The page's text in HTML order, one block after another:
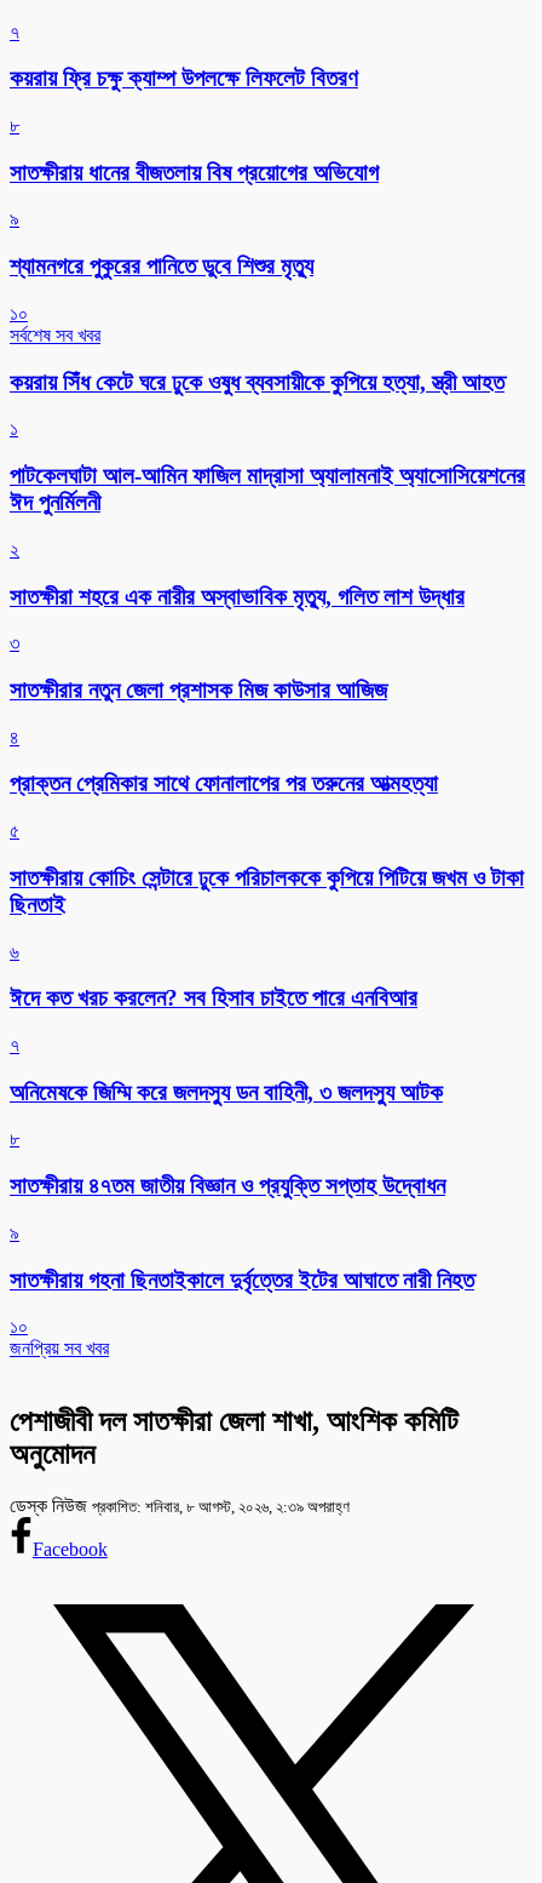
৭
কয়রায় ফ্রি চক্ষু ক্যাম্প উপলক্ষে লিফলেট বিতরণ
৮
সাতক্ষীরায় ধানের বীজতলায় বিষ প্রয়োগের অভিযোগ
৯
শ্যামনগরে পুকুরের পানিতে ডুবে শিশুর মৃত্যু
১০
সর্বশেষ সব খবর
কয়রায় সিঁধ কেটে ঘরে ঢুকে ওষুধ ব্যবসায়ীকে কুপিয়ে হত্যা, স্ত্রী আহত
১
পাটকেলঘাটা আল-আমিন ফাজিল মাদ্রাসা অ্যালামনাই অ্যাসোসিয়েশনের
ঈদ পুনর্মিলনী
২
সাতক্ষীরা শহরে এক নারীর অস্বাভাবিক মৃত্যু, গলিত লাশ উদ্ধার
৩
সাতক্ষীরার নতুন জেলা প্রশাসক মিজ কাউসার আজিজ
৪
প্রাক্তন প্রেমিকার সাথে ফোনালাপের পর তরুনের আত্মহত্যা
৫
সাতক্ষীরায় কোচিং সেন্টারে ঢুকে পরিচালককে কুপিয়ে পিটিয়ে জখম ও টাকা
ছিনতাই
৬
ঈদে কত খরচ করলেন? সব হিসাব চাইতে পারে এনবিআর
৭
অনিমেষকে জিম্মি করে জলদস্যু ডন বাহিনী, ৩ জলদস্যু আটক
৮
সাতক্ষীরায় ৪৭তম জাতীয় বিজ্ঞান ও প্রযুক্তি সপ্তাহ উদ্বোধন
৯
সাতক্ষীরায় গহনা ছিনতাইকালে দুর্বৃত্তের ইটের আঘাতে নারী নিহত
১০
জনপ্রিয় সব খবর
পেশাজীবী দল সাতক্ষীরা জেলা শাখা, আংশিক কমিটি
অনুমোদন
ডেস্ক নিউজ প্রকাশিত: শনিবার, ৮ আগস্ট, ২০২৬, ২:৩৯ অপরাহ্ণ
Facebook